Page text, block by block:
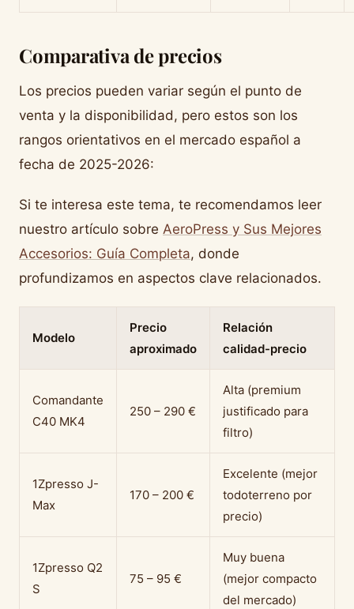
Comparativa de precios
Los precios pueden variar según el punto de
venta y la disponibilidad, pero estos son los
rangos orientativos en el mercado español a
fecha de 2025-2026:
Si te interesa este tema, te recomendamos leer
nuestro artículo sobre AeroPress y Sus Mejores
Accesorios: Guía Completa, donde
profundizamos en aspectos clave relacionados.
Modelo
Precio
aproximado
Relación
calidad-precio
Comandante
C40 MK4
250 – 290 €
Alta (premium
justificado para
filtro)
1Zpresso J-
Max
170 – 200 €
Excelente (mejor
todoterreno por
precio)
1Zpresso Q2
S
75 – 95 €
Muy buena
(mejor compacto
del mercado)